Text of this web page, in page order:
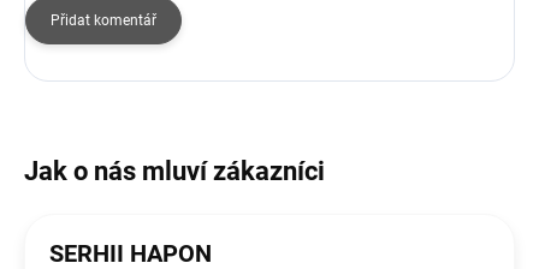
Přidat komentář
SERHII HAPON